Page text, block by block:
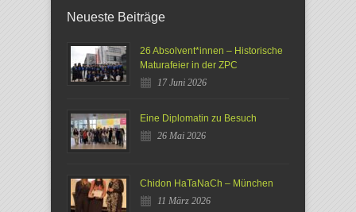
Neueste Beiträge
26 Absolvent*innen – Historische
Maturafeier in der ZPC
17 Juni 2026
Eine Diplomatin zu Besuch
26 Mai 2026
Chidon HaTaNaCh – München
11 März 2026